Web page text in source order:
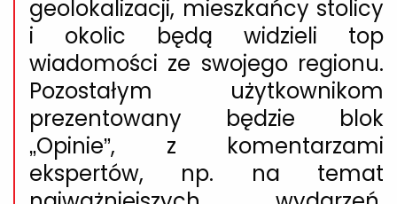
geolokalizacji, mieszkańcy stolicy
i okolic będą widzieli top
wiadomości ze swojego regionu.
Pozostałym użytkownikom
prezentowany będzie blok
„Opinie”, z komentarzami
ekspertów, np. na temat